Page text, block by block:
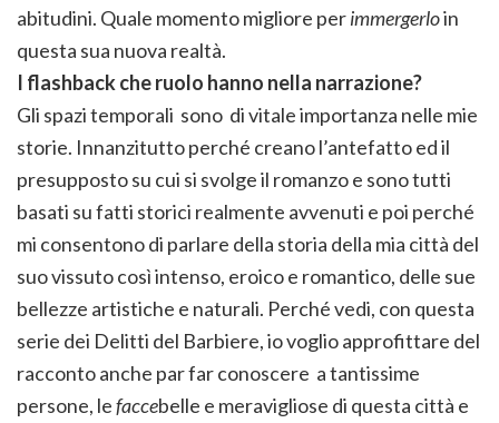
abitudini. Quale momento migliore perimmergerloin
questa sua nuova realtà.
I flashback che ruolo hanno nella narrazione?
Gli spazi temporali sono di vitale importanza nelle mie
storie. Innanzitutto perché creano l’antefatto ed il
presupposto su cui si svolge il romanzo e sono tutti
basati su fatti storici realmente avvenuti e poi perché
mi consentono di parlare della storia della mia città del
suo vissuto così intenso, eroico e romantico, delle sue
bellezze artistiche e naturali. Perché vedi, con questa
serie dei Delitti del Barbiere, io voglio approfittare del
racconto anche par far conoscere a tantissime
persone, lefaccebelle e meravigliose di questa città e